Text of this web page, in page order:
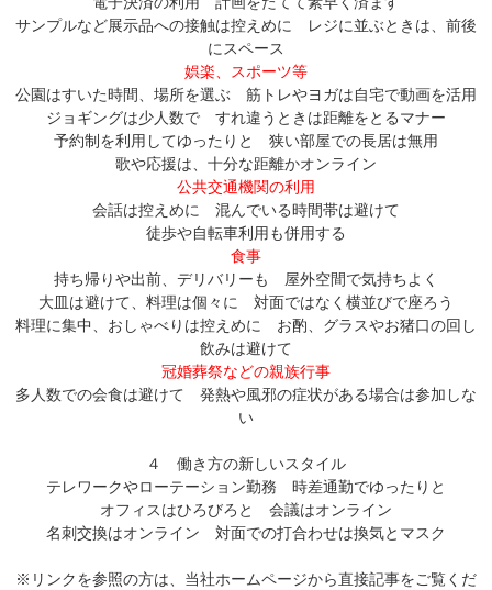
サンプルなど展示品への接触は控えめに レジに並ぶときは、前後
にスペース
娯楽、スポーツ等
公園はすいた時間、場所を選ぶ 筋トレやヨガは自宅で動画を活用
ジョギングは少人数で すれ違うときは距離をとるマナー
予約制を利用してゆったりと 狭い部屋での長居は無用
歌や応援は、十分な距離かオンライン
公共交通機関の利用
会話は控えめに 混んでいる時間帯は避けて
徒歩や自転車利用も併用する
食事
持ち帰りや出前、デリバリーも 屋外空間で気持ちよく
大皿は避けて、料理は個々に 対面ではなく横並びで座ろう
料理に集中、おしゃべりは控えめに お酌、グラスやお猪口の回し
飲みは避けて
冠婚葬祭などの親族行事
多人数での会食は避けて 発熱や風邪の症状がある場合は参加しな
い
４ 働き方の新しいスタイル
テレワークやローテーション勤務 時差通勤でゆったりと
オフィスはひろびろと 会議はオンライン
名刺交換はオンライン 対面での打合わせは換気とマスク
※リンクを参照の方は、当社ホームページから直接記事をご覧くだ